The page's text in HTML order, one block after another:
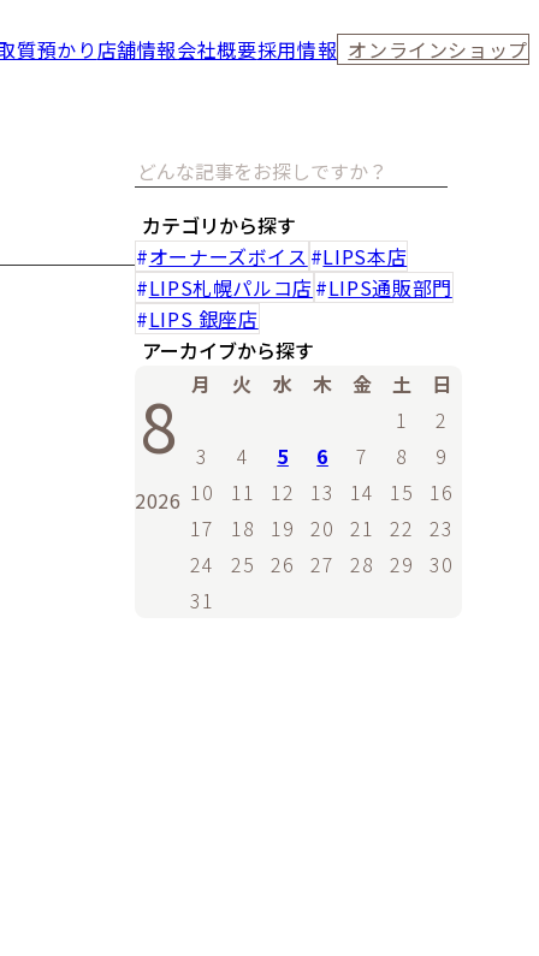
質預かり 店舗情報会社概要採用情報 オンラインショップ
カテゴリから探す
オーナーズボイス
LIPS本店
LIPS札幌パルコ店
LIPS通販部門
LIPS 銀座店
アーカイブから探す
8
2026
月 火 水 木 金 土
日
1
2
3
4 5 6 7 8
9
10
11 12 13 14 15
16
17
18 19 20 21 22
23
24
25 26 27 28 29
30
31